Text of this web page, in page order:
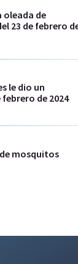
oleada de
23 de febrero
le dio un
de 2024
mosquitos